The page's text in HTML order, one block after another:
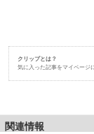
クリップとは？
気に入った記事をマイページ
関連情報